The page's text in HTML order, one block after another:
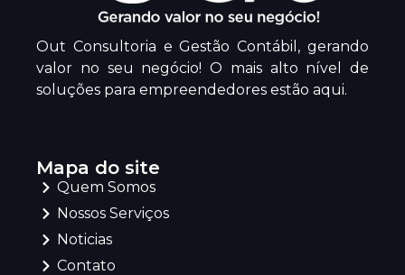
Out Consultoria e Gestão Contábil, gerando
valor no seu negócio! O mais alto nível de
soluções para empreendedores estão aqui.
Mapa do site
Quem Somos
Nossos Serviços
Noticias
Contato